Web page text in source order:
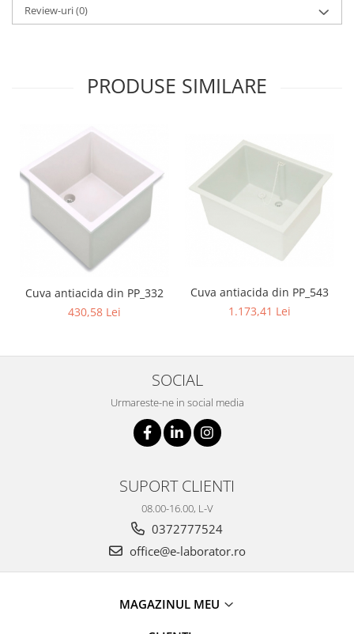
Review-uri(0)
PRODUSE SIMILARE
Cuva antiacida din PP_332
430,58 Lei
Cuva antiacida din PP_543
1.173,41 Lei
SOCIAL
Urmareste-ne in social media
SUPORT CLIENTI
08.00-16.00, L-V
0372777524
office@e-laborator.ro
MAGAZINUL MEU